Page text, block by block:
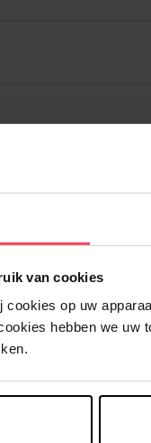
van cookies
cookies op uw
hebben we